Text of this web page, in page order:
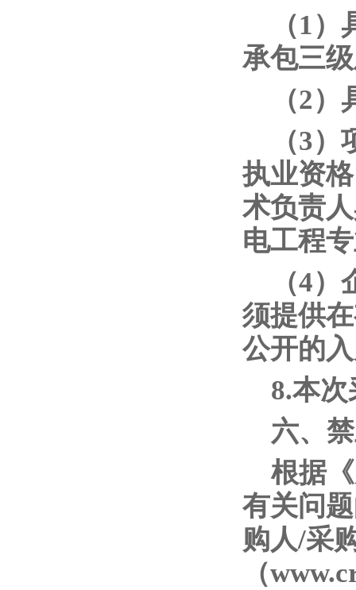
（1
承包三
（2
（3
执业资
术负责
电工程
（4
须提供
公开的
8.本
六、
根据
有关问
购人/采
（